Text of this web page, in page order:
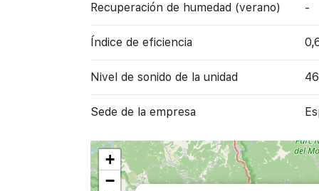
Recuperación de humedad (verano) -
Índice de eficiencia
Nivel de sonido de la unidad
Sede de la empresa
+
−